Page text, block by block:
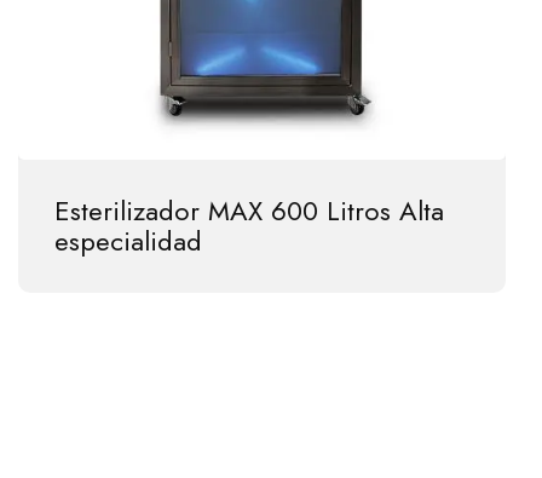
Esterilizador MAX 600 Litros Alta
especialidad